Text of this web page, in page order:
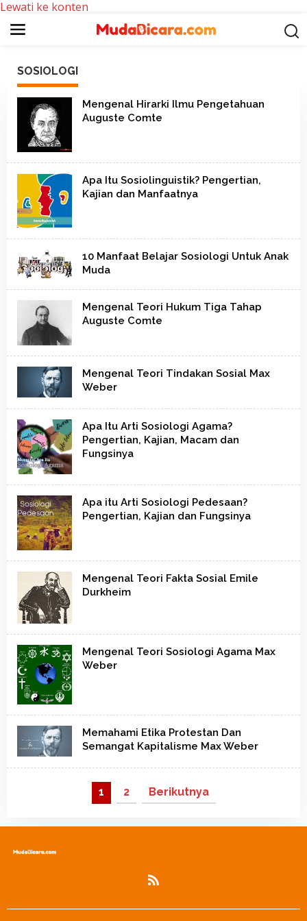
Lewati ke konten
SOSIOLOGI
Mengenal Hirarki Ilmu Pengetahuan
Auguste Comte
Apa Itu Sosiolinguistik? Pengertian,
Kajian dan Manfaatnya
10 Manfaat Belajar Sosiologi Untuk Anak
Muda
Mengenal Teori Hukum Tiga Tahap
Auguste Comte
Mengenal Teori Tindakan Sosial Max
Weber
Apa Itu Arti Sosiologi Agama?
Pengertian, Kajian, Macam dan
Fungsinya
Apa itu Arti Sosiologi Pedesaan?
Pengertian, Kajian dan Fungsinya
Mengenal Teori Fakta Sosial Emile
Durkheim
Mengenal Teori Sosiologi Agama Max
Weber
Memahami Etika Protestan Dan
Semangat Kapitalisme Max Weber
1 2 Berikutnya